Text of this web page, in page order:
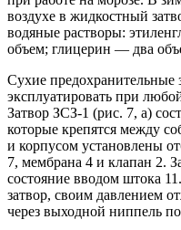
воздухе в жидкостный
водяные растворы:
объем; глицерин — два
Сухие
эксплуатировать при
Затвор ЗСЗ-1 (рис. 7, а)
которые крепятся между
и корпусом установлены
7, мембрана 4 и клапан 2.
состояние вводом штока
затвор, своим давлением
через выходной ниппель